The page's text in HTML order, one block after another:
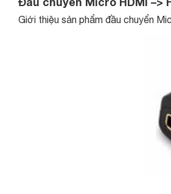
Giới thiệu sản phẩm đầu chuyển